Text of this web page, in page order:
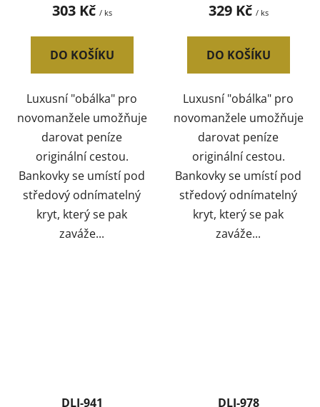
303 Kč / ks
DO KOŠÍKU
Luxusní "obálka" pro
novomanžele umožňuje
darovat peníze
originální cestou.
Bankovky se umístí pod
středový odnímatelný
kryt, který se pak
zaváže...
329 Kč / ks
DO KOŠÍKU
Luxusní "obálka" pro
novomanžele umožňuje
darovat peníze
originální cestou.
Bankovky se umístí pod
středový odnímatelný
kryt, který se pak
zaváže...
DLI-941 DLI-978